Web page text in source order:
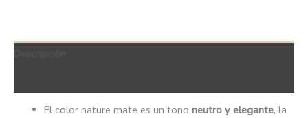
El color nature mate es un tono neutro y elegante, la